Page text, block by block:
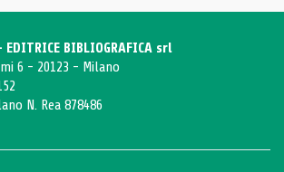
BIBLIOGRAFICA srl
6 - 20123 - Milano
N. Rea 878486